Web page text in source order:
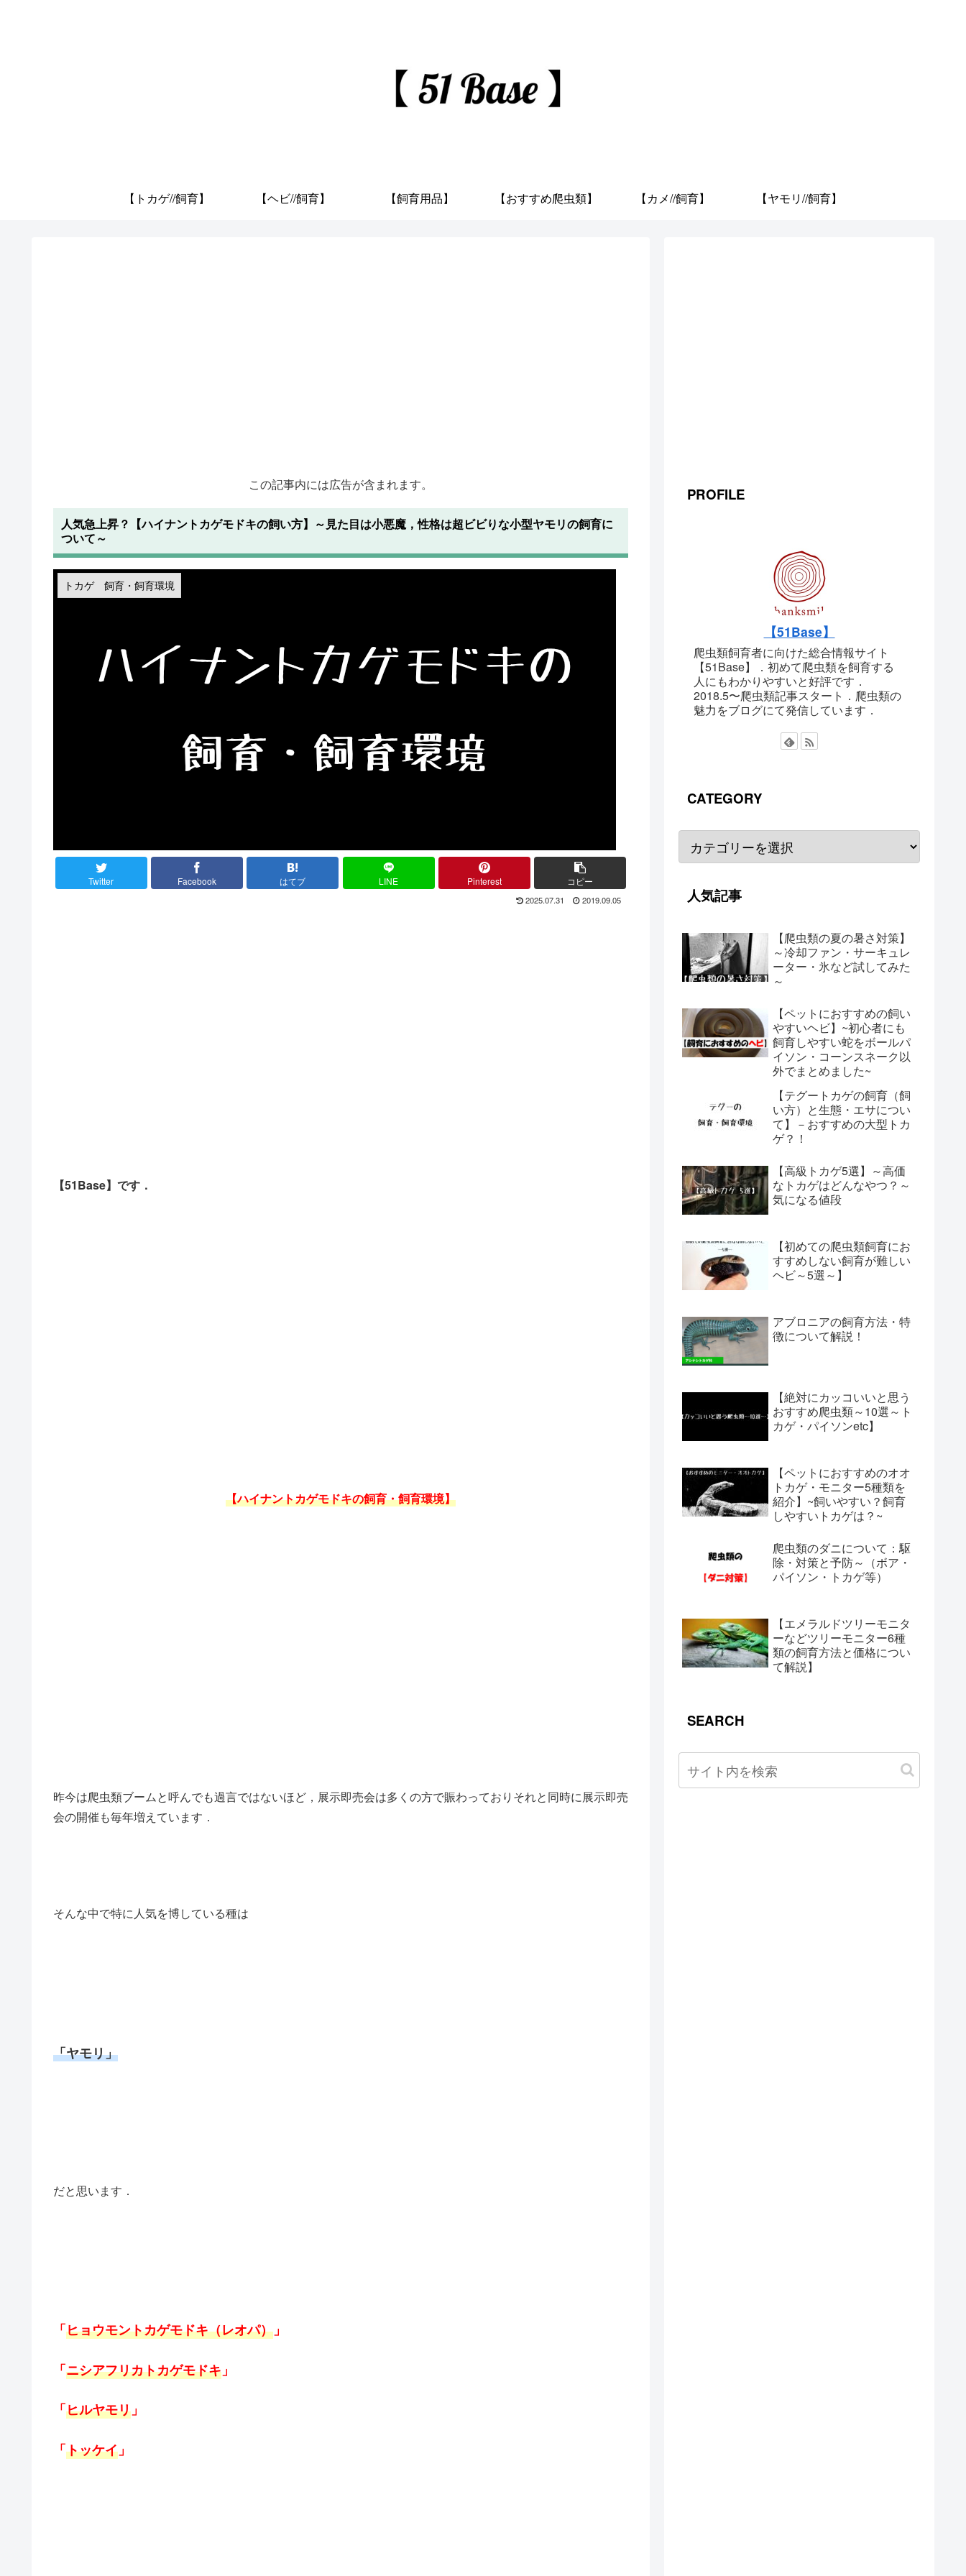
【トカゲ//飼育】 【ヘビ//飼育】 【飼育用品】 【おすすめ爬虫類】 【カメ//飼育】 【ヤモリ//飼育】
この記事内には広告が含まれます。
人気急上昇？【ハイナントカゲモドキの飼い方】～見た目は小悪魔，性格は超ビビりな小型ヤモリの飼育に
ついて～
トカゲ 飼育・飼育環境
Twitter Facebook はてブ LINE Pinterest コピー
2025.07.31 2019.09.05
【51Base】です．
【ハイナントカゲモドキの飼育・飼育環境】
昨今は爬虫類ブームと呼んでも過言ではないほど，展示即売会は多くの方で賑わっておりそれと同時に展示即売
会の開催も毎年増えています．
そんな中で特に人気を博している種は
「ヤモリ」
だと思います．
「ヒョウモントカゲモドキ（レオパ）」
「ニシアフリカトカゲモドキ 」
「ヒルヤモリ 」
「トッケイ 」
PROFILE
【51Base】
爬虫類飼育者に向けた総合情報サイト
【51Base】．初めて爬虫類を飼育する
人にもわかりやすいと好評です．
2018.5〜爬虫類記事スタート．爬虫類の
魅力をブログにて発信しています．
CATEGORY
人気記事
【爬虫類の夏の暑さ対策】
～冷却ファン・サーキュレ
ーター・氷など試してみた
～
【ペットにおすすめの飼い
やすいヘビ】~初心者にも
飼育しやすい蛇をボールパ
イソン・コーンスネーク以
外でまとめました~
【テグートカゲの飼育（飼
い方）と生態・エサについ
て】－おすすめの大型トカ
ゲ？！
【高級トカゲ5選】～高価
なトカゲはどんなやつ？～
気になる値段
【初めての爬虫類飼育にお
すすめしない飼育が難しい
ヘビ～5選～】
アブロニアの飼育方法・特
徴について解説！
【絶対にカッコいいと思う
おすすめ爬虫類～10選～ト
カゲ・パイソンetc】
【ペットにおすすめのオオ
トカゲ・モニター5種類を
紹介】~飼いやすい？飼育
しやすいトカゲは？~
爬虫類のダニについて：駆
除・対策と予防～（ボア・
パイソン・トカゲ等）
【エメラルドツリーモニタ
ーなどツリーモニター6種
類の飼育方法と価格につい
て解説】
SEARCH